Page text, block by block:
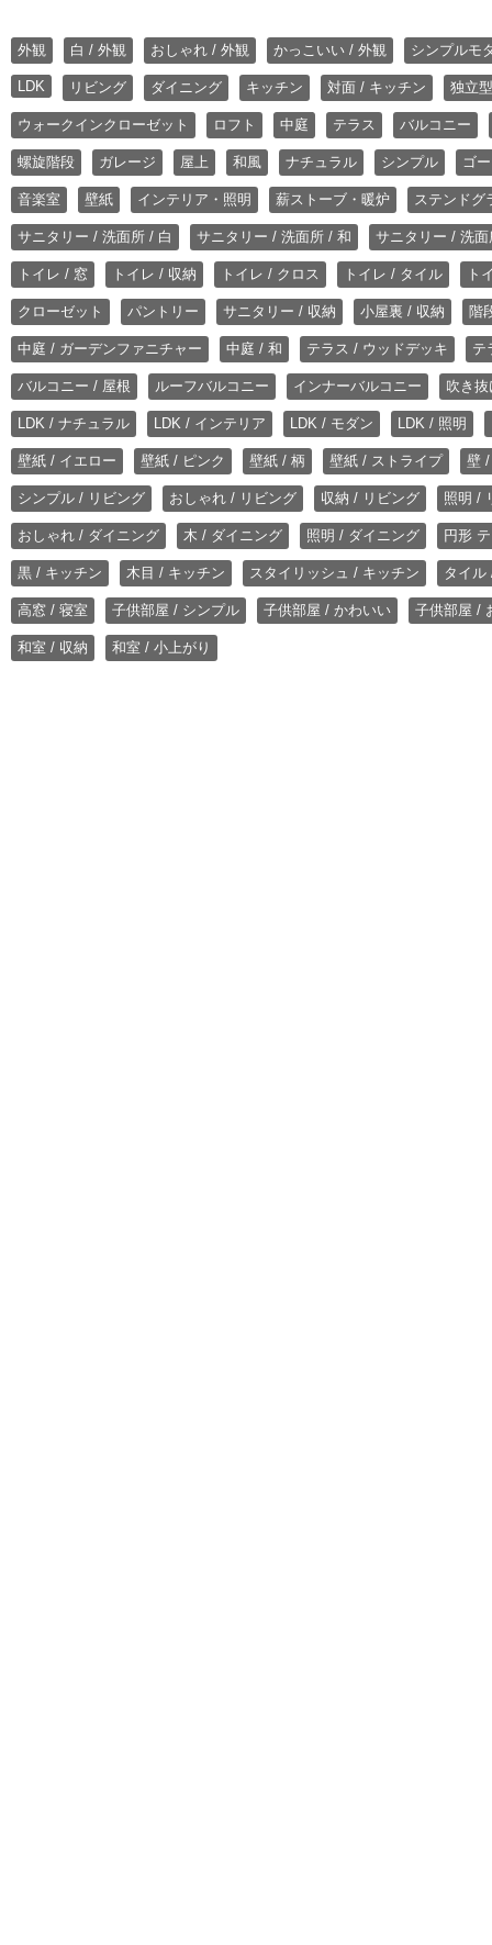
外観 白 / 外観 おしゃれ / 外観 かっこいい / 外観 シンプルモ
LDK リビング ダイニング キッチン 対面 / キッチン 独立
ウォークインクローゼット ロフト 中庭 テラス バルコニー
螺旋階段 ガレージ 屋上 和風 ナチュラル シンプル ゴ
音楽室 壁紙 インテリア・照明 薪ストーブ・暖炉 ステンドグ
サニタリー / 洗面所 / 白 サニタリー / 洗面所 / 和 サニタリー / 洗
トイレ / 窓 トイレ / 収納 トイレ / クロス トイレ / タイル ト
クローゼット パントリー サニタリー / 収納 小屋裏 / 収納 階
中庭 / ガーデンファニチャー 中庭 / 和 テラス / ウッドデッキ テ
バルコニー / 屋根 ルーフバルコニー インナーバルコニー 吹き
LDK / ナチュラル LDK / インテリア LDK / モダン LDK / 照明
壁紙 / イエロー 壁紙 / ピンク 壁紙 / 柄 壁紙 / ストライプ 壁
シンプル / リビング おしゃれ / リビング 収納 / リビング 照明 /
おしゃれ / ダイニング 木 / ダイニング 照明 / ダイニング 円形
黒 / キッチン 木目 / キッチン スタイリッシュ / キッチン タイル
高窓 / 寝室 子供部屋 / シンプル 子供部屋 / かわいい 子供部屋 /
和室 / 収納 和室 / 小上がり